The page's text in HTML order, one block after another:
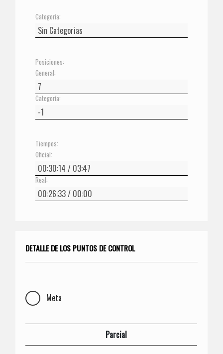
Categoría:
Posiciones:
General:
Categoría:
Tiempos:
Oficial:
Real:
DETALLE DE LOS PUNTOS DE CONTROL
Meta
Parcial